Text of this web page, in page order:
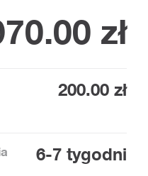
zł
200.00 zł
6-7 tygodni